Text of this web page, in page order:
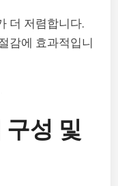
더 저렴합니다.
감에 효과적입니
성 및